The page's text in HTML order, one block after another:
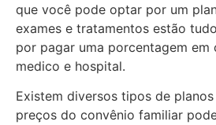
que você pode optar por um
exames e tratamentos estão
por pagar uma porcentagem em
medico e hospital.
Existem diversos tipos de
preços do convênio familiar